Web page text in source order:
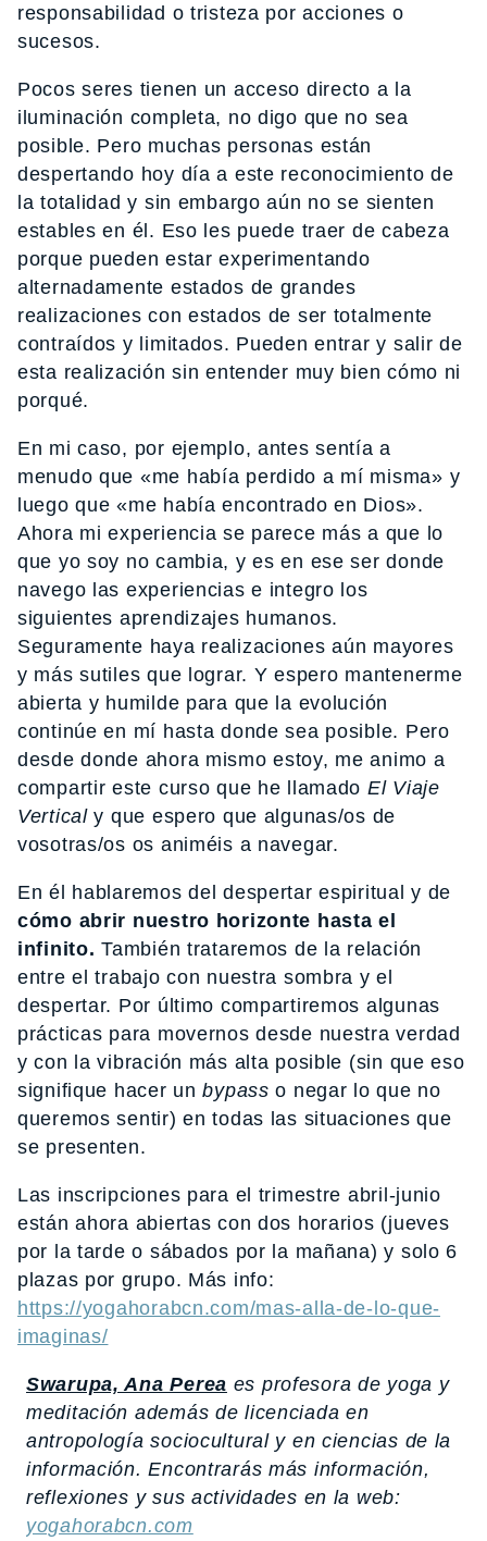
responsabilidad o tristeza por acciones o
sucesos.
Pocos seres tienen un acceso directo a la
iluminación completa, no digo que no sea
posible. Pero muchas personas están
despertando hoy día a este reconocimiento de
la totalidad y sin embargo aún no se sienten
estables en él. Eso les puede traer de cabeza
porque pueden estar experimentando
alternadamente estados de grandes
realizaciones con estados de ser totalmente
contraídos y limitados. Pueden entrar y salir de
esta realización sin entender muy bien cómo ni
porqué.
En mi caso, por ejemplo, antes sentía a
menudo que «me había perdido a mí misma» y
luego que «me había encontrado en Dios».
Ahora mi experiencia se parece más a que lo
que yo soy no cambia, y es en ese ser donde
navego las experiencias e integro los
siguientes aprendizajes humanos.
Seguramente haya realizaciones aún mayores
y más sutiles que lograr. Y espero mantenerme
abierta y humilde para que la evolución
continúe en mí hasta donde sea posible. Pero
desde donde ahora mismo estoy, me animo a
compartir este curso que he llamado El Viaje
Verticaly que espero que algunas/os de
vosotras/os os animéis a navegar.
En él hablaremos del despertar espiritual y de
cómo abrir nuestro horizonte hasta el
infinito. También trataremos de la relación
entre el trabajo con nuestra sombra y el
despertar. Por último compartiremos algunas
prácticas para movernos desde nuestra verdad
y con la vibración más alta posible (sin que eso
signifique hacer un bypass o negar lo que no
queremos sentir) en todas las situaciones que
se presenten.
Las inscripciones para el trimestre abril-junio
están ahora abiertas con dos horarios (jueves
por la tarde o sábados por la mañana) y solo 6
plazas por grupo. Más info:
https://yogahorabcn.com/mas-alla-de-lo-que-
imaginas/
Swarupa, Ana Perea es profesora de yoga y
meditación además de licenciada en
antropología sociocultural y en ciencias de la
información. Encontrarás más información,
reflexiones y sus actividades en la web:
yogahorabcn.com